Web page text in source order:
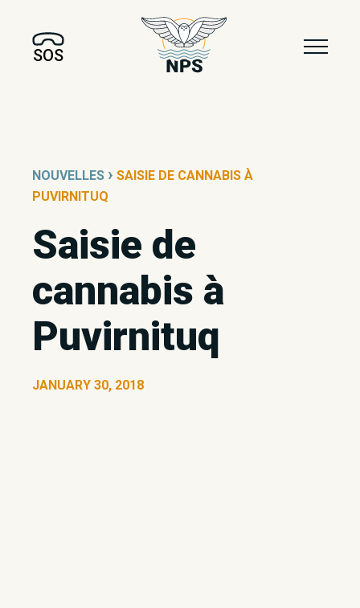
SOS
NOUVELLES › SAISIE DE CANNABIS À
PUVIRNITUQ
Saisie de
cannabis à
Puvirnituq
JANUARY 30, 2018